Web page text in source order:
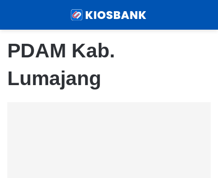
PDAM Kab.
Lumajang